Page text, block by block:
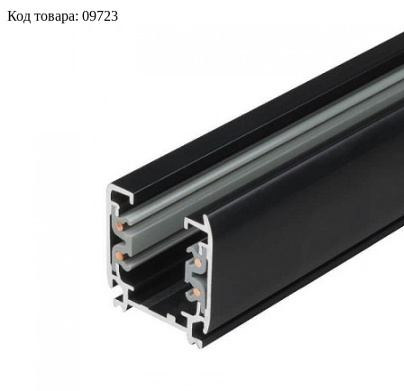
Код товара: 09723